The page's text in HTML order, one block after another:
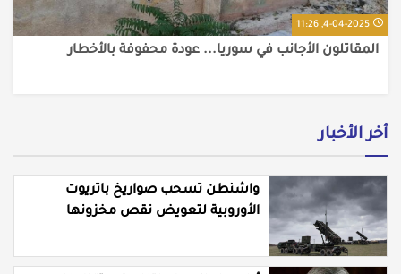
4-04-2025, 11:26
المقاتلون الأجانب في سوريا... عودة محفوفة بالأخطار
أخر الأخبار
واشنطن تسحب صواريخ باتريوت
الأوروبية لتعويض نقص مخزونها